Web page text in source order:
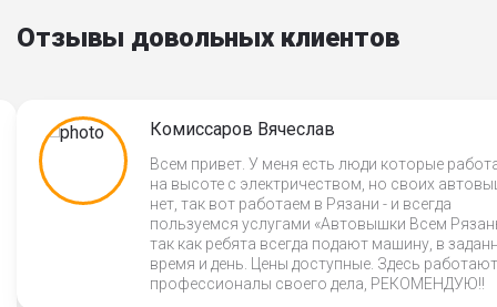
Отзывы довольных клиентов
Комиссаров Вячеслав
Всем привет. У меня есть люди которые
на высоте с электричеством, но своих
нет, так вот работаем в Рязани - и всегда
пользуемся услугами «Автовышки Всем
так как ребята всегда подают машину, в
время и день. Цены доступные. Здесь
профессионалы своего дела, РЕКОМЕНДУЮ!!